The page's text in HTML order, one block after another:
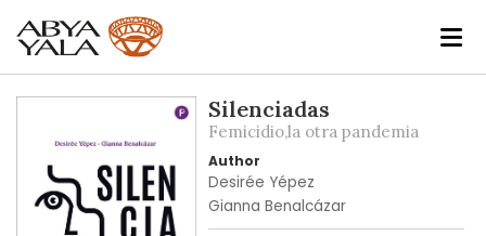
end
Silenciadas
Femicidio,la otra pandemia
Author
Desirée Yépez
Gianna Benalcázar